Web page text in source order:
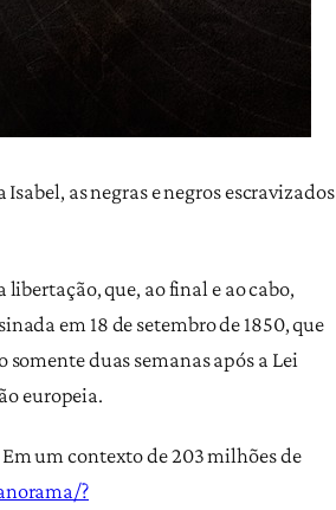
as negras e negros escravizados
que, ao final e ao cabo,
em 18 de setembro de 1850, que
duas semanas após a Lei
europeia.
um contexto de 203 milhões de
?